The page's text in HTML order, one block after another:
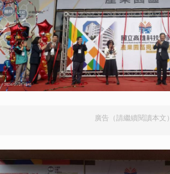
廣告（請繼續閱讀本文）